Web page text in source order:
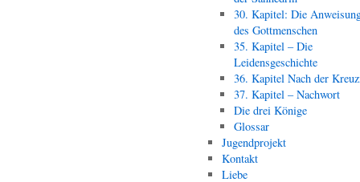
30. Kapitel: Die
des Gottmenschen
35. Kapitel – Die
Leidensgeschichte
36. Kapitel Nach der
37. Kapitel – Nachwort
Die drei Könige
Glossar
Jugendprojekt
Kontakt
Liebe